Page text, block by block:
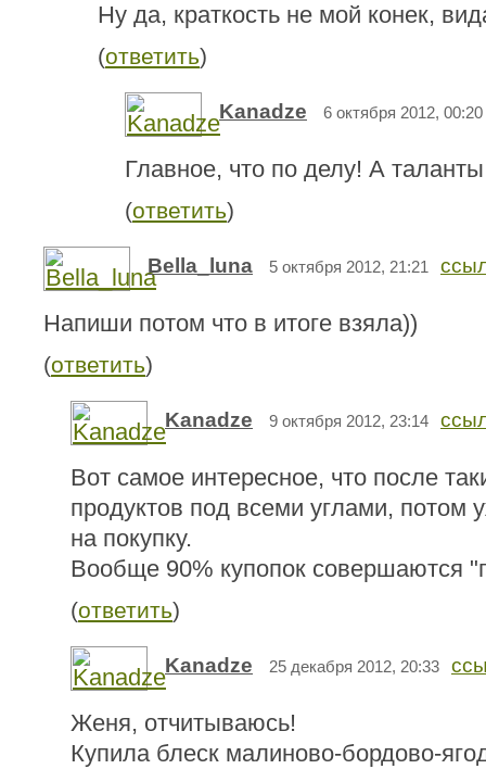
Ну да, краткость не мой конек,
(ответить)
Kanadze 6 октября 2012, 00:20
Главное, что по делу! А
(ответить)
Bella_luna 5 октября 2012, 21:21
Напиши потом что в итоге взяла))
(ответить)
Kanadze 9 октября 2012, 23:14
Вот самое интересное, что после
продуктов под всеми углами, потом
на покупку.
Вообще 90% купопок совершаются
(ответить)
Kanadze 25 декабря 2012, 20:33
Женя, отчитываюсь!
Купила блеск малиново-бордово-